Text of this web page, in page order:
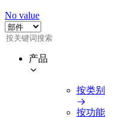
No value
产品
按类别
按功能